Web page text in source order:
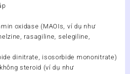
oxidase (MAOIs, ví dụ như
rasagiline, selegiline,
dinitrate, isosorbide mononitrate)
steroid (ví dụ như